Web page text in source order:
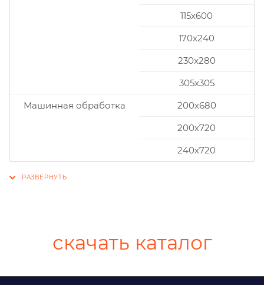
115x600
170x240
230x280
305x305
Машинная обработка
200х680
200х720
240х720
скачать каталог